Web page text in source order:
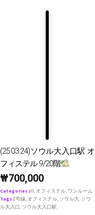
(25.03.24)ソウル大入口駅 オ
フィステル 9/20階
₩700,000
Categoriesall, オフィステル, ワンルーム
Tags2号線, オフィステル, ソウル大, ソウ
ル大入口, ソウル大入口駅